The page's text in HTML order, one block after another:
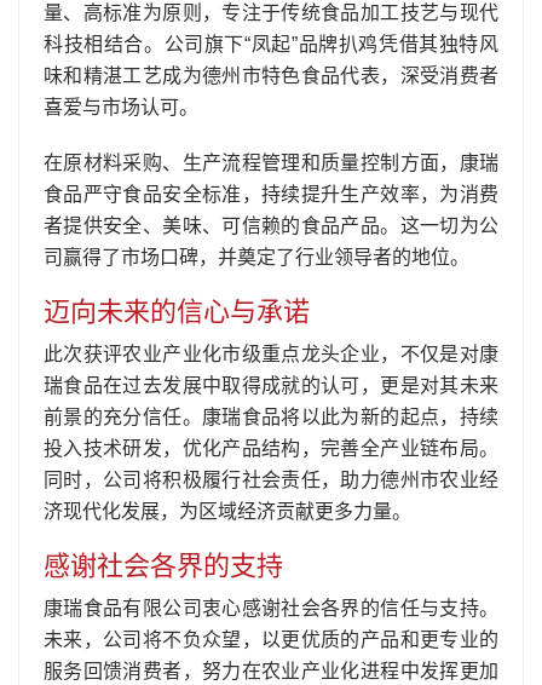
量、高标准为原则，专注于传统食品加工技艺与现代
科技相结合。公司旗下“凤起”品牌扒鸡凭借其独特风
味和精湛工艺成为德州市特色食品代表，深受消费者
喜爱与市场认可。
在原材料采购、生产流程管理和质量控制方面，康瑞
食品严守食品安全标准，持续提升生产效率，为消费
者提供安全、美味、可信赖的食品产品。这一切为公
司赢得了市场口碑，并奠定了行业领导者的地位。
迈向未来的信心与承诺
此次获评农业产业化市级重点龙头企业，不仅是对康
瑞食品在过去发展中取得成就的认可，更是对其未来
前景的充分信任。康瑞食品将以此为新的起点，持续
投入技术研发，优化产品结构，完善全产业链布局。
同时，公司将积极履行社会责任，助力德州市农业经
济现代化发展，为区域经济贡献更多力量。
感谢社会各界的支持
康瑞食品有限公司衷心感谢社会各界的信任与支持。
未来，公司将不负众望，以更优质的产品和更专业的
服务回馈消费者，努力在农业产业化进程中发挥更加